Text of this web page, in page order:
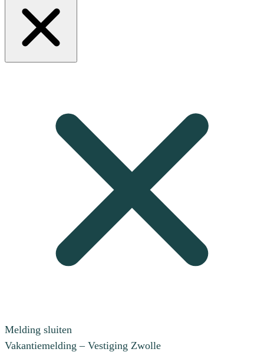
Melding sluiten
Vakantiemelding – Vestiging Zwolle